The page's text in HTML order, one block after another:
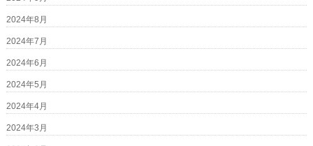
2024年8月
2024年7月
2024年6月
2024年5月
2024年4月
2024年3月